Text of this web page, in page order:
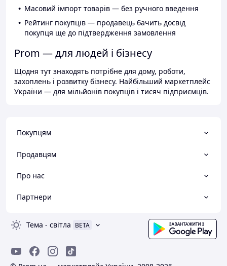
Масовий імпорт товарів — без ручного введення
Рейтинг покупців — продавець бачить досвід
покупця ще до підтвердження замовлення
Prom — для людей і бізнесу
Щодня тут знаходять потрібне для дому, роботи,
захоплень і розвитку бізнесу. Найбільший маркетплейс
України — для мільйонів покупців і тисяч підприємців.
Покупцям
Продавцям
Про нас
Партнери
Тема - світла BETA